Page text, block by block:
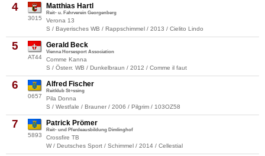
4
3015
Matthias Hartl
Reit- u. Fahrverein Georgenberg
Verona 13
S / Bayerisches WB / Rappschimmel / 2013 / Cielito Lindo
5
AT44
Gerald Beck
Vienna Horsesport Association
Comme Kanna
S / Österr. WB / Dunkelbraun / 2012 / Comme il faut
6
0657
Alfred Fischer
Reitklub St÷ssing
Pila Donna
S / Westfale / Brauner / 2006 / Pilgrim / 103OZ58
7
5893
Patrick Prömer
Reit- und Pferdeausbildung Dimlinghof
Crossfire TB
W / Deutsches Sport / Schimmel / 2014 / Cellestial